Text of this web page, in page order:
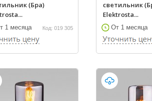
(Бра)
1 месяца Код: 019 305
светильник
Elektrosta...
От 1 месяца